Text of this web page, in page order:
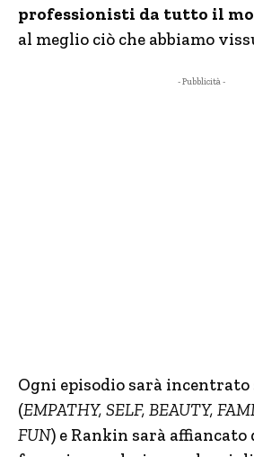
professionisti da tutto il
al meglio ciò che abbiamo
- Pubblicità -
Ogni episodio sarà
(EMPATHY, SELF, BEAUTY,
FUN) e Rankin sarà